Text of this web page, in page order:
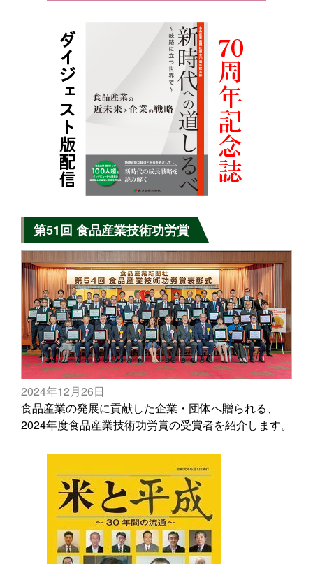
第51回 食品産業技術功労賞
2024年12月26日
食品産業の発展に貢献した企業・団体へ贈られる、
2024年度食品産業技術功労賞の受賞者を紹介します。